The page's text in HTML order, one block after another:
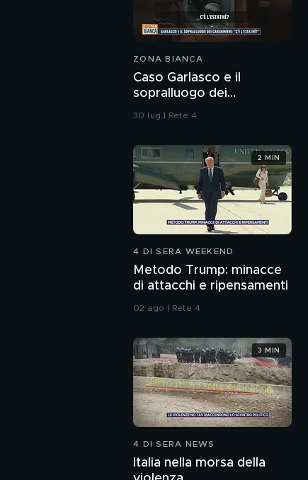
ZONA BIANCA
Caso Garlasco e il
sopralluogo dei
Carabinieri
30 lug | Rete 4
4 DI SERA WEEKEND
Metodo Trump: minacce
di attacchi e ripensamenti
02 ago | Rete 4
2 MIN
4 DI SERA NEWS
Italia nella morsa della
3 MIN